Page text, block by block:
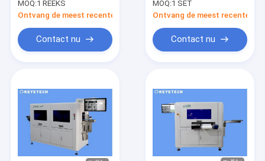
MOQ:1 REEKS
Ontvang de meest recente Prijs
Contact nu
MOQ:1 SET
Ontvang de meest recente
Contact nu